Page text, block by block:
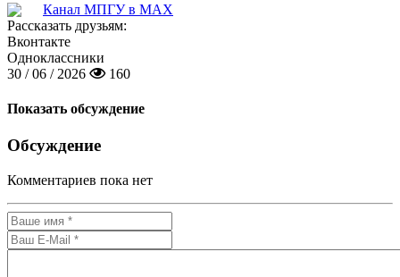
Канал МПГУ в MAX
Рассказать друзьям:
Вконтакте
Одноклассники
30 / 06 / 2026
160
Показать обсуждение
Обсуждение
Комментариев пока нет